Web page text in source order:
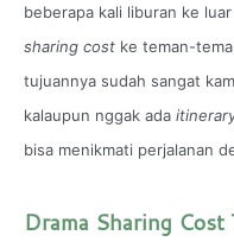
Kingdom of Saudi
Skin Care
beberapa kali liburan ke
sharing cost ke teman-
tujuannya sudah sangat
kalaupun nggak ada
bisa menikmati perjalanan
Drama Sharing Cost